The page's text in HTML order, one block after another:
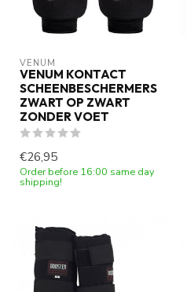
VENUM
VENUM KONTACT
SCHEENBESCHERMERS
ZWART OP ZWART
ZONDER VOET
€26,95
Order before 16:00 same day
shipping!